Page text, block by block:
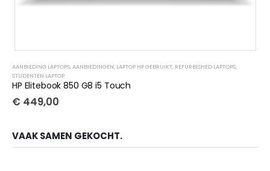
AANBIEDING LAPTOPS, AANBIEDINGEN, LAPTOP HP GEBRUIKT, REFURBISHED LAPTOPS,
STUDENTEN LAPTOP
HP Elitebook 850 G8 i5 Touch
€ 449,00
VAAK SAMEN GEKOCHT.